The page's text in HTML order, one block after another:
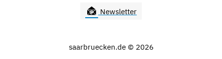
Newsletter
saarbruecken.de © 2026